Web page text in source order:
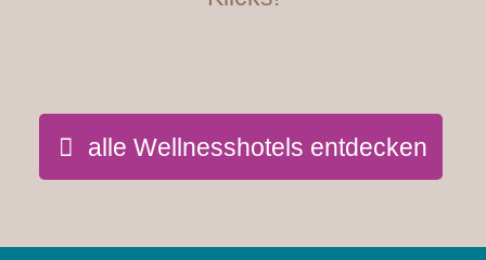
alle Wellnesshotels entdecken